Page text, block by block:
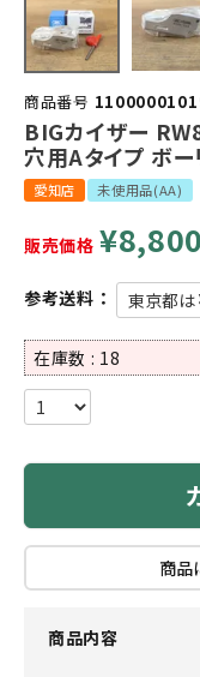
商品番号
BIGカイザー
穴用Aタイプ ボー
愛知店 未使用品(AA)
販売価格 ¥
参考送料：
在庫数
18
商品
商品内容